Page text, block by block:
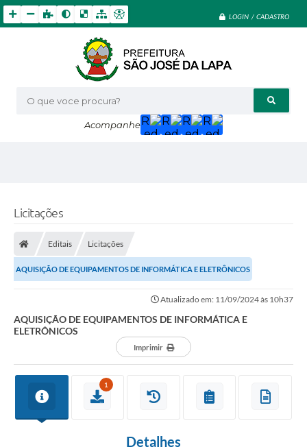
LOGIN / CADASTRO
O que voce procura?
Acompanhe
Licitações
Editais Licitações
AQUISIÇÃO DE EQUIPAMENTOS DE INFORMÁTICA E ELETRÔNICOS
Atualizado em: 11/09/2024 às 10h37
AQUISIÇÃO DE EQUIPAMENTOS DE INFORMÁTICA E
ELETRÔNICOS
Imprimir
1
Detalhes